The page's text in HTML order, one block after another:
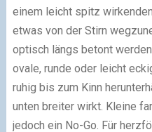
einem leicht spitz
etwas von der Stirn
optisch längs betont
ovale, runde oder leicht
ruhig bis zum Kinn
unten breiter wirkt. Kleine
jedoch ein No-Go. Für